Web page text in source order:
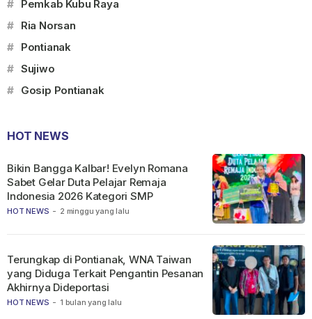
#
Pemkab Kubu Raya
# Ria Norsan
# Pontianak
# Sujiwo
# Gosip Pontianak
HOT NEWS
HOT NEWS - 2 minggu yang lalu
Bikin Bangga Kalbar! Evelyn Romana
Sabet Gelar Duta Pelajar Remaja
Indonesia 2026 Kategori SMP
HOT NEWS - 1 bulan yang lalu
Terungkap di Pontianak, WNA Taiwan
yang Diduga Terkait Pengantin Pesanan
Akhirnya Dideportasi